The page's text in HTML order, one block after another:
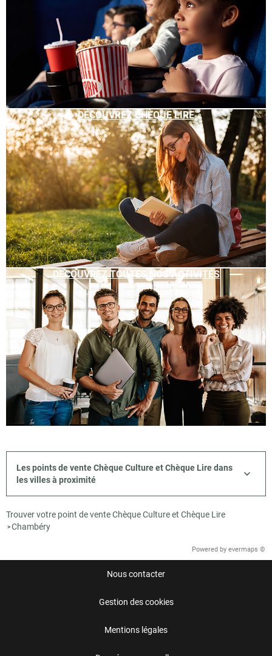
DÉCOUVREZ CHÈQUE LIRE
DÉCOUVREZ TOUTES NOS ACTIVITÉS
Les points de vente Chèque Culture et Chèque Lire dans
les villes à proximité
Trouver votre point de vente Chèque Culture et Chèque Lire
>Chambéry
Powered by evermaps ©
Nous contacter
Gestion des cookies
Mentions légales